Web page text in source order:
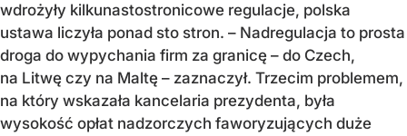
wdrożyły kilkunastostronicowe regulacje, polska
ustawa liczyła ponad sto stron. – Nadregulacja to prosta
droga do wypychania firm za granicę – do Czech,
na Litwę czy na Maltę – zaznaczył. Trzecim problemem,
na który wskazała kancelaria prezydenta, była
wysokość opłat nadzorczych faworyzujących duże